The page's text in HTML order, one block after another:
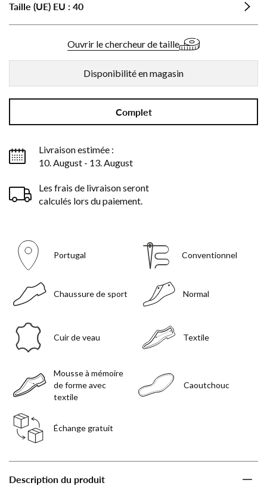
M
LL
M
LL
Noir/Beige
Taille (UE) EU : 40
Ouvrir le chercheur de taille
Disponibilité en magasin
Complet
Livraison estimée :
10. August - 13. August
Les frais de livraison seront
calculés lors du paiement.
Portugal Conventionnel
Chaussure de sport Normal
Cuir de veau Textile
Mousse à mémoire
de forme avec
textile
Caoutchouc
Échange gratuit
Description du produit